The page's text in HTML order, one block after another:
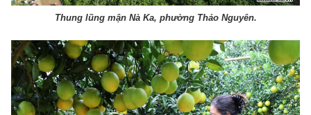
Thung lũng mận Nà Ka, phường Thảo Nguyên.